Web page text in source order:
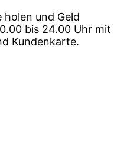
holen und Geld
bis 24.00 Uhr mit
Kundenkarte.